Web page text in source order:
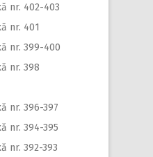
nr. 402-403
nr. 401
nr. 399-400
nr. 398
nr. 396-397
nr. 394-395
nr. 392-393